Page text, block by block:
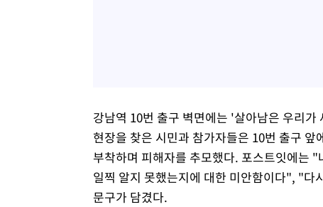
강남역 10번 출구 벽면에는 '살아남은 우리
현장을 찾은 시민과 참가자들은 10번 출구
부착하며 피해자를 추모했다. 포스트잇에는
일찍 알지 못했는지에 대한 미안함이다", "다
문구가 담겼다.